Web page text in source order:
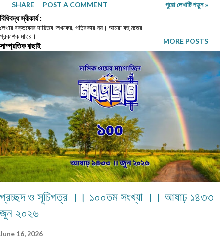
একবার ফোন করেছিলাম। দেখলাম নট রিচেবল। তখনও ছটা বাজেনি। ভাবলাম টাওয়ারের
সমস্যা। তারপর মিনতিদিকে রান্নার দিকটা বুঝিয়ে দিয়ে তোমার জন্য অপেক্ষা করছিলাম।
ভাবলাম রাস্তায় আছো সাতপাঁচ ভাববে, তাই আর তোমাকে ফোন করিনি। সকালবেলা
ইউনিভার্সিটি যাচ্ছি বলে বেরোল। তবে অন্যদিনের তুলনায় অনেকটা তাড়াতাড়ি বেরিয়েছে।
খেয়ে যেতে বললাম। বলল, ক্যান্টিনে খেয়...
SHARE POST A COMMENT পুরো লেখাটি পড়ুন »
MORE POSTS
বিধিবদ্ধ স্বীকার্য :
লেখার বক্তব্যের দায়িত্ব লেখকের, পত্রিকার নয়। আমরা বহু মতের
প্রকাশক মাত্র।
সাম্প্রতিক বাছাই
প্রচ্ছদ ও সূচিপত্র ।। ১০০তম সংখ্যা ।। আষাঢ় ১৪৩৩
জুন ২০২৬
June 16, 2026